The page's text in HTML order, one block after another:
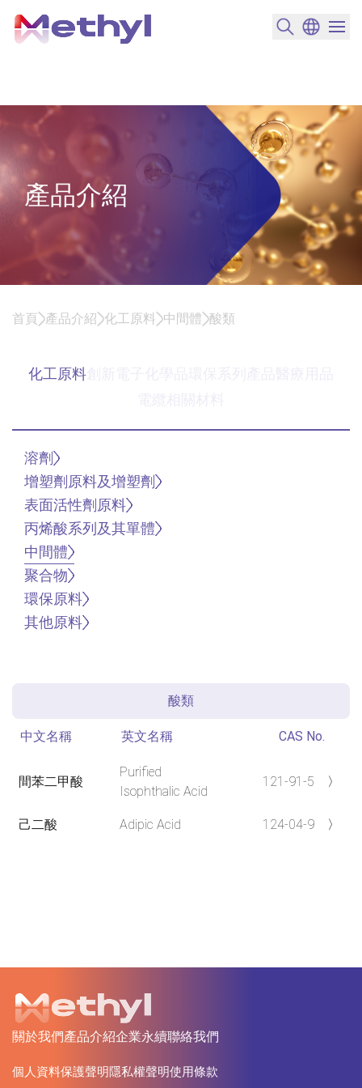
搜尋產品
變更語言
選單
產品介紹
首頁 產品介紹 化工原料 中間體 酸類
化工原料
溶劑
增塑劑原料及增塑劑
表面活性劑原料
丙烯酸系列及其單體
中間體
聚合物
環保原料
其他原料
酸類
中文名稱 英文名稱 CAS No.
間苯二甲酸
Purified
Isophthalic Acid
121-91-5 〉
己二酸 Adipic Acid 124-04-9 〉
關於我們產品介紹企業永續聯絡我們
個人資料保護聲明隱私權聲明使用條款